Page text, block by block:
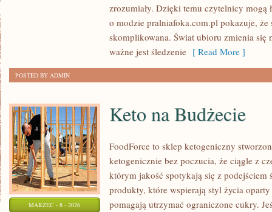
zrozumiały. Dzięki temu czytelnicy mogą
o modzie pralniafoka.com.pl pokazuje,
skomplikowana. Świat ubioru zmienia
ważne jest śledzenie [ Read More ]
POSTED BY ADMIN
MARZEC - 8 - 2026
Keto na Budżecie
FoodForce to sklep ketogeniczny
ketogenicznie bez poczucia, że ciągle z
którym jakość spotykają się z podejściem
produkty, które wspierają styl życia oparty
pomagają utrzymać ograniczone cukry.